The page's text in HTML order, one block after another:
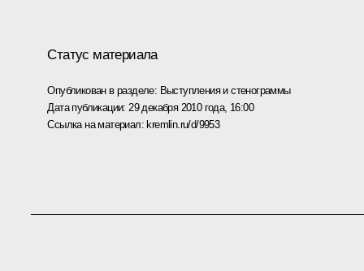
Статус материала
Опубликован в разделе: Выступления и стенограммы
Дата публикации: 29 декабря 2010 года, 16:00
Ссылка на материал:kremlin.ru/d/9953